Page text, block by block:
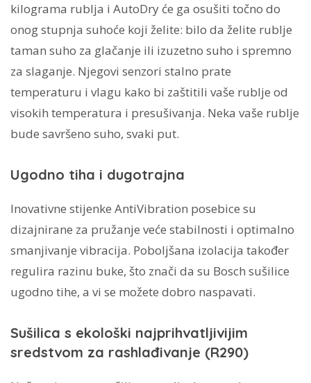
kilograma rublja i AutoDry će ga osušiti točno do
onog stupnja suhoće koji želite: bilo da želite rublje
taman suho za glačanje ili izuzetno suho i spremno
za slaganje. Njegovi senzori stalno prate
temperaturu i vlagu kako bi zaštitili vaše rublje od
visokih temperatura i presušivanja. Neka vaše rublje
bude savršeno suho, svaki put.
Ugodno tiha i dugotrajna
Inovativne stijenke AntiVibration posebice su
dizajnirane za pružanje veće stabilnosti i optimalno
smanjivanje vibracija. Poboljšana izolacija također
regulira razinu buke, što znači da su Bosch sušilice
ugodno tihe, a vi se možete dobro naspavati.
Sušilica s ekološki najprihvatljivijim
sredstvom za rashlađivanje (R290)